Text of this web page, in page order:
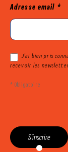
Mailjet
Adresse email *
J'ai bien pris
recevoir les
* Obligatoire
S'inscrire